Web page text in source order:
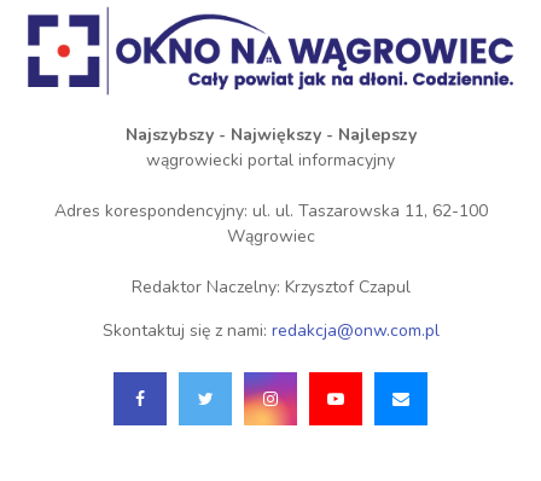
Najszybszy - Największy - Najlepszy
wągrowiecki portal informacyjny
Adres korespondencyjny: ul. ul. Taszarowska 11, 62-100
Wągrowiec
Redaktor Naczelny: Krzysztof Czapul
Skontaktuj się z nami: redakcja@onw.com.pl